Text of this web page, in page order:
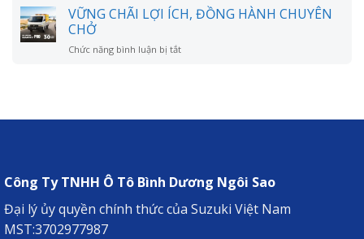
đồn?
MỞ
MỪNG
ANH
VĂN
XL7
ĐỒNG
HÀNH
LÝ
VỮNG CHÃI LỢI ÍCH, ĐỒNG HÀNH CHUYÊN
CHỞ
Chức năng bình luận bị tắtở
ĐỒNG
Công Ty TNHH Ô Tô Bình Dương Ngôi Sao
Đại lý ủy quyền chính thức của Suzuki Việt Nam
MST:3702977987